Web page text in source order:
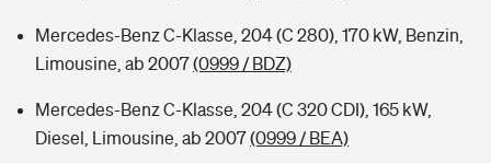
Mercedes-Benz C-Klasse, 204 (C 280), 170 kW, Benzin,
Limousine, ab 2007(0999 / BDZ)
Mercedes-Benz C-Klasse, 204 (C 320 CDI), 165 kW,
Diesel, Limousine, ab 2007(0999 / BEA)